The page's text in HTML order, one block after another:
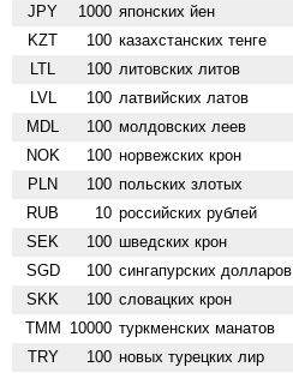
JPY 1000 японских йен
KZT 100 казахстанских тенге
LTL 100 литовских литов
LVL 100 латвийских латов
MDL 100 молдовских леев
NOK 100 норвежских крон
PLN 100 польских злотых
RUB 10 российских рублей
SEK 100 шведских крон
SGD 100 сингапурских долларов
SKK 100 словацких крон
TMM 10000 туркменских манатов
TRY 100 новых турецких лир